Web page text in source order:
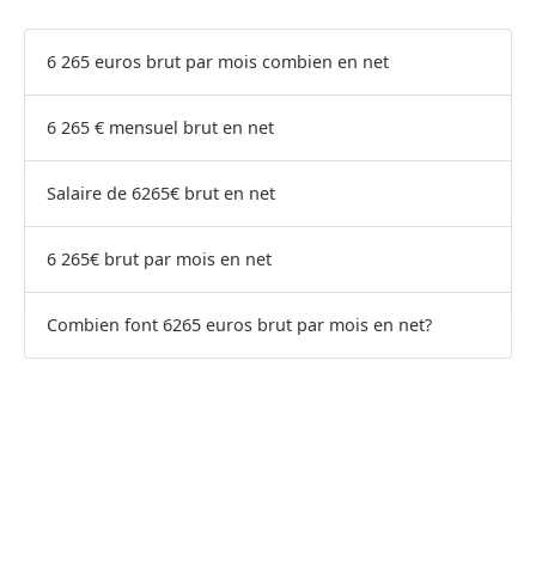
6 265 euros brut par mois combien en net
6 265 € mensuel brut en net
Salaire de 6265€ brut en net
6 265€ brut par mois en net
Combien font 6265 euros brut par mois en net?